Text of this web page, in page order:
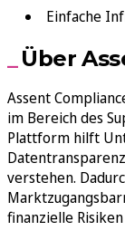
Einfache
Über
Assent
im Bereich des
Plattform hilft
verstehen.
finanzielle